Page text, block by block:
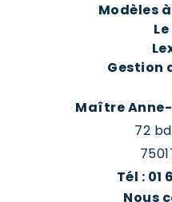
Modèles
Gestion
Maître
72
Tél : 01
Nous